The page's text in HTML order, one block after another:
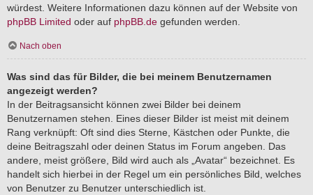
würdest. Weitere Informationen dazu können auf der Website von
phpBB Limited oder auf phpBB.de gefunden werden.
Nach oben
Was sind das für Bilder, die bei meinem Benutzernamen
angezeigt werden?
In der Beitragsansicht können zwei Bilder bei deinem
Benutzernamen stehen. Eines dieser Bilder ist meist mit deinem
Rang verknüpft: Oft sind dies Sterne, Kästchen oder Punkte, die
deine Beitragszahl oder deinen Status im Forum angeben. Das
andere, meist größere, Bild wird auch als „Avatar“ bezeichnet. Es
handelt sich hierbei in der Regel um ein persönliches Bild, welches
von Benutzer zu Benutzer unterschiedlich ist.